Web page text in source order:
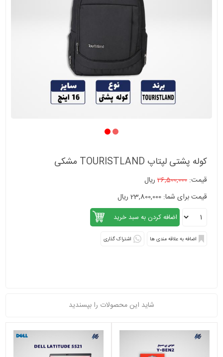
کوله پشتی لپتاپ TOURISTLAND مشکی
قیمت:26,500,000ریال
قیمت برای شما: 23,800,000 ریال
اشتراک گذاری
شاید این محصولات را بپسندید